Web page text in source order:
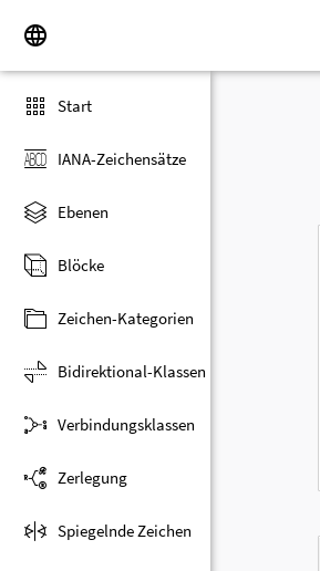
Start
IANA-Zeichensätze
Ebenen
Blöcke
Zeichen-Kategorien
Bidirektional-Klassen
Verbindungsklassen
Zerlegung
Spiegelnde Zeichen